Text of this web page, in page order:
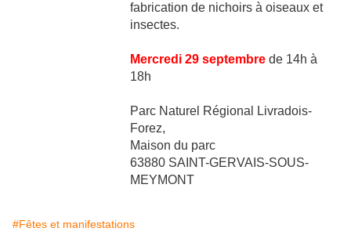
fabrication de nichoirs à oiseaux et
insectes.
Mercredi 29 septembre de 14h à
18h
Parc Naturel Régional Livradois-
Forez,
Maison du parc
63880 SAINT-GERVAIS-SOUS-
MEYMONT
#Fêtes et manifestations